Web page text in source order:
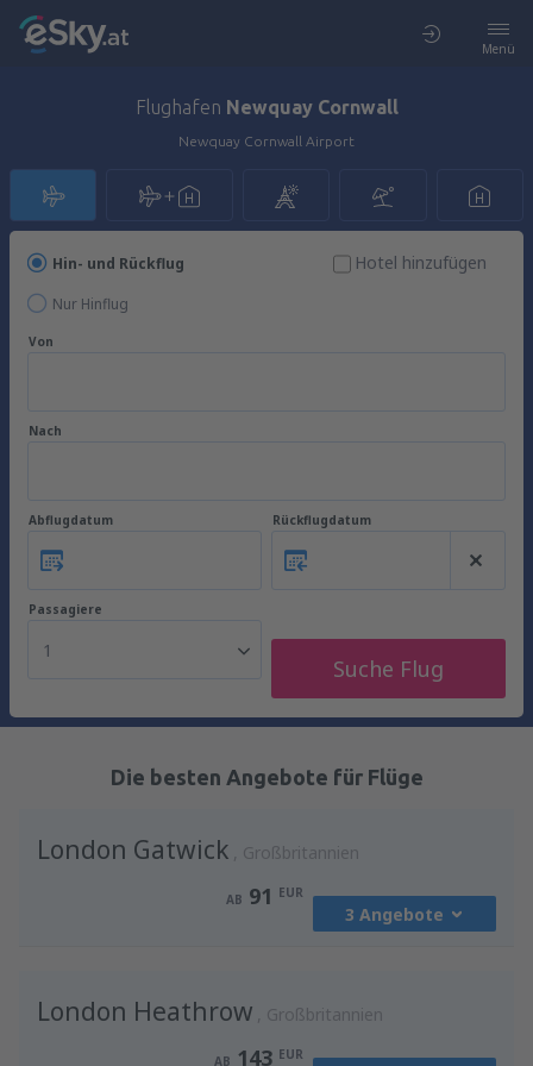
Menü
Flughafen Newquay Cornwall
Newquay Cornwall Airport
Hin- und Rückflug
Nur Hinflug
Hotel hinzufügen
Von
Nach
Abflugdatum Rückflugdatum
Passagiere
1
Suche Flug
Die besten Angebote für Flüge
London Gatwick Großbritannien
AB 91 EUR
3 Angebote
AB 91EUR
London Heathrow Großbritannien
AB 143 EUR